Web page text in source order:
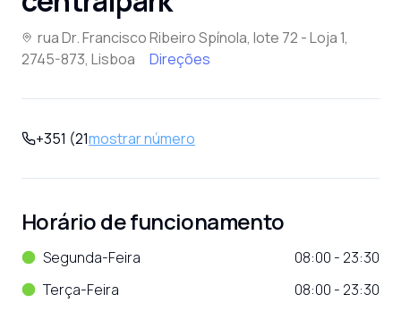
rua Dr. Francisco Ribeiro Spínola, lote 72 - Loja 1,
2745-873, Lisboa
Direções
+351 (21mostrar número
Horário de funcionamento
Segunda-Feira
08:00 - 23:30
Terça-Feira
08:00 - 23:30